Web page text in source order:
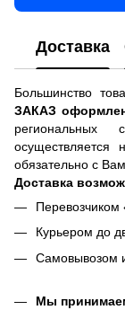
Доставка
Большинство
ЗАКАЗ
обязательно с
Доставка
Перевозчиком
Курьером до
Самовывозом
Мы